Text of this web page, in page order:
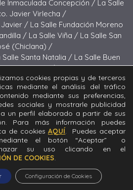
Inmaculada Concepción / La Salle
Javier Virlecha /
Javier / La Salle Fundación Moreno
/ La Salle Viña / La Salle San
(Chiclana) /
Salle Santa Natalia / La Salle Buen
Corazón /La Salle San José
El Carmen (Melilla) /
La Salle El Carmen (San Fernando) /
/La Salle Felipe Benito /La Salle La
Purísima
Diseñado y desarrollado
Sector Andalucía © 2024 La Salle
Moreno Bachiller.
privacidad|Política de cookies
cookies propias y de terceros
mediante el análisis del tráfico
mediante sus preferencias,
sociales y mostrarle publicidad
un perfil elaborado a partir de sus
Para más información puedes
de cookiesAQUÍ. Puedes aceptar
el botón “Aceptar” o
su uso clicando en el
DE COOKIES.
Configuración de Cookies